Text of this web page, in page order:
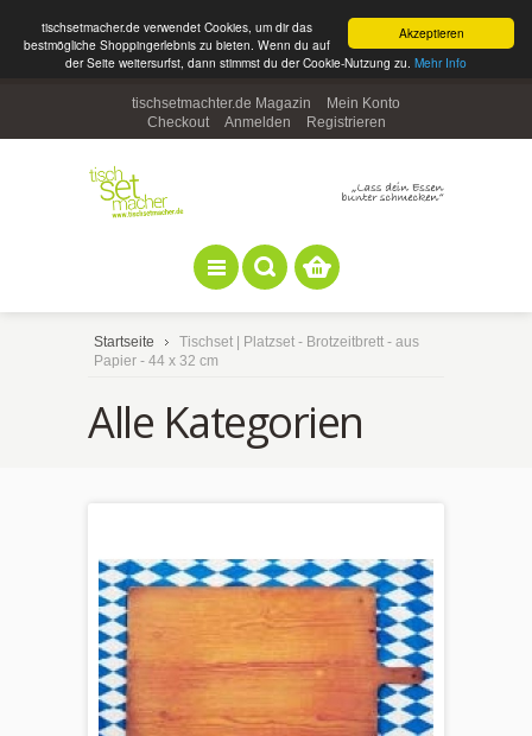
Akzeptieren
tischsetmacher.de verwendet Cookies, um dir das
bestmögliche Shoppingerlebnis zu bieten. Wenn du auf
der Seite weitersurfst, dann stimmst du der Cookie-Nutzung zu. Mehr Info
tischsetmachter.de Magazin
Mein Konto
Checkout
Anmelden Registrieren
Startseite
Tischset | Platzset - Brotzeitbrett - aus
Papier - 44 x 32 cm
Alle Kategorien